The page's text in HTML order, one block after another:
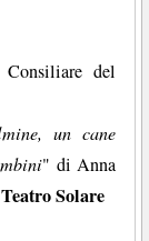
del
un cane
" di Anna
Teatro Solare